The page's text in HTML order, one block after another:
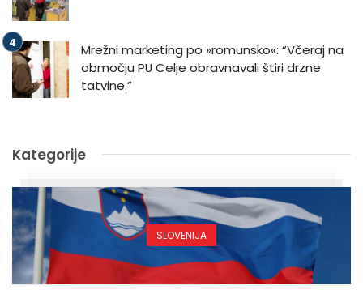
Mrežni marketing po »romunsko«: “Včeraj na
območju PU Celje obravnavali štiri drzne
tatvine.”
Kategorije
SLOVENIJA